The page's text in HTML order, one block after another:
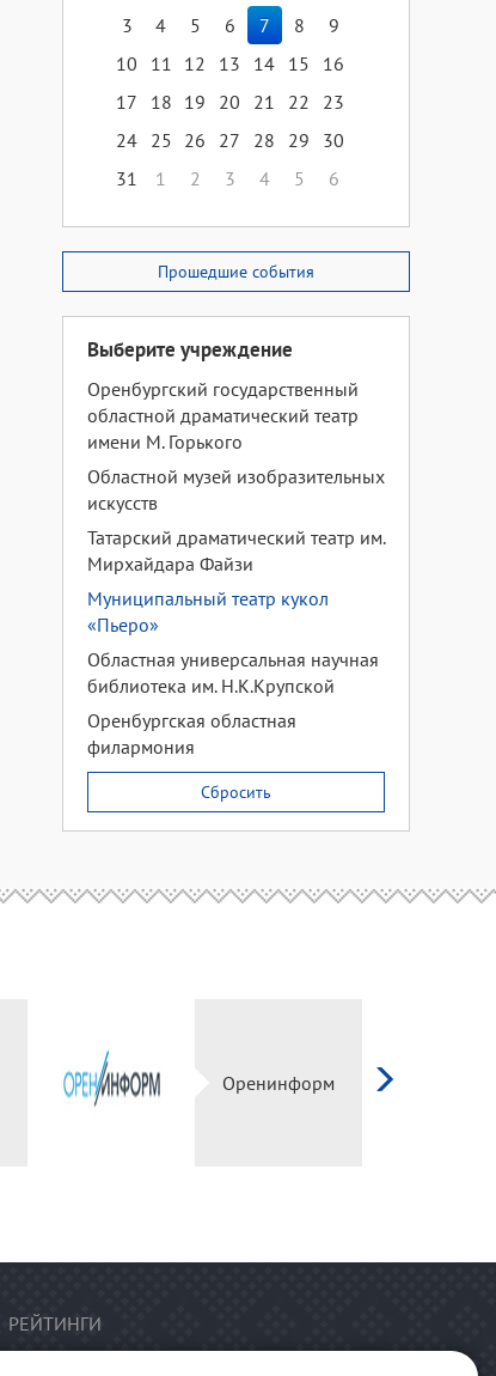
3
4 5 6 7 8
9
10
11 12 13 14 15
16
17
18 19 20 21 22
23
24 25 26 27 28 29
30
31
1 2 3 4 5 6
Прошедшие события
Выберите учреждение
Оренбургский государственный
областной драматический театр
имени М. Горького
Областной музей изобразительных
искусств
Татарский драматический театр им.
Мирхайдара Файзи
Муниципальный театр кукол
«Пьеро»
Областная универсальная научная
библиотека им. Н.К.Крупской
Оренбургская областная
филармония
Сбросить
Оренинформ
РЕЙТИНГИ